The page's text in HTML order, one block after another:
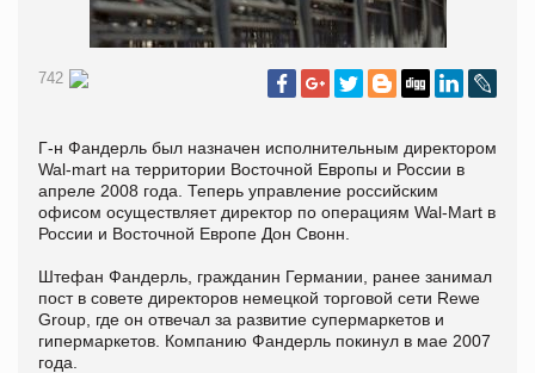
742
Г-н Фандерль был назначен исполнительным директором
Wal-mart на территории Восточной Европы и России в
апреле 2008 года. Теперь управление российским
офисом осуществляет директор по операциям Wal-Mart в
России и Восточной Европе Дон Свонн.
Штефан Фандерль, гражданин Германии, ранее занимал
пост в совете директоров немецкой торговой сети Rewe
Group, где он отвечал за развитие супермаркетов и
гипермаркетов. Компанию Фандерль покинул в мае 2007
года.